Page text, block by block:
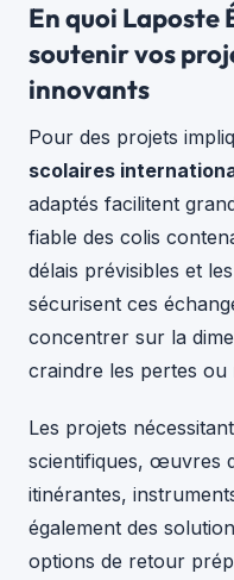
En quoi Laposte
soutenir vos
innovants
Pour des projets
scolaires
adaptés facilitent
fiable des colis
délais prévisibles et
sécurisent ces
concentrer sur la
craindre les pertes ou
Les projets
scientifiques, œuvres
itinérantes,
également des
options de retour